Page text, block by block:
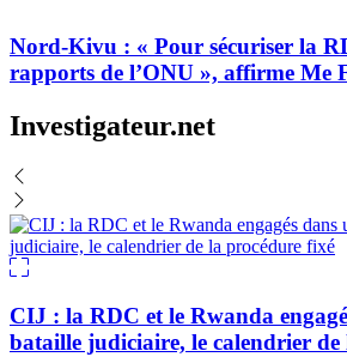
Nord-Kivu : « Pour sécuriser la
rapports de l’ONU », affirme Me
Investigateur.net
CIJ : la RDC et le Rwanda
bataille judiciaire, le calendrier de